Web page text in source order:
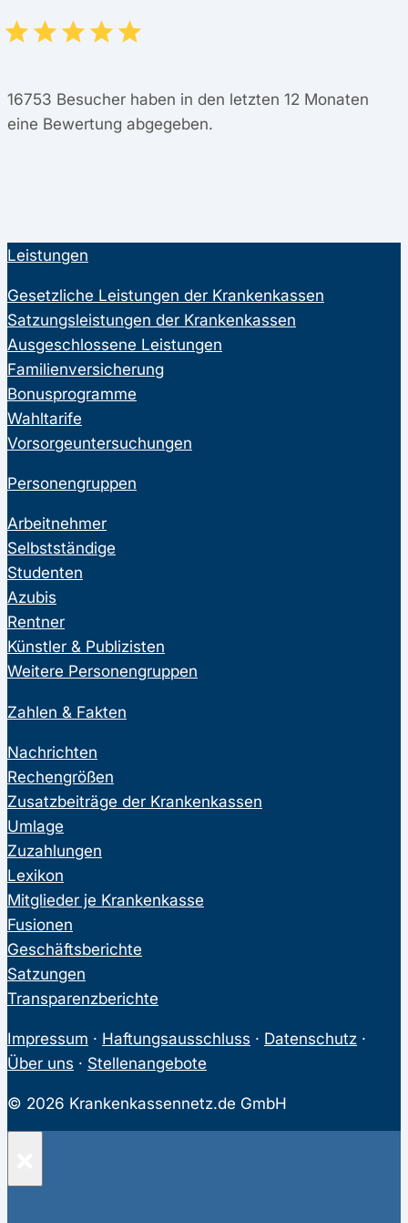
16753 Besucher haben in den letzten 12 Monaten
eine Bewertung abgegeben.
Leistungen
Gesetzliche Leistungen der Krankenkassen
Satzungsleistungen der Krankenkassen
Ausgeschlossene Leistungen
Familienversicherung
Bonusprogramme
Wahltarife
Vorsorgeuntersuchungen
Personengruppen
Arbeitnehmer
Selbstständige
Studenten
Azubis
Rentner
Künstler & Publizisten
Weitere Personengruppen
Zahlen & Fakten
Nachrichten
Rechengrößen
Zusatzbeiträge der Krankenkassen
Umlage
Zuzahlungen
Lexikon
Mitglieder je Krankenkasse
Fusionen
Geschäftsberichte
Satzungen
Transparenzberichte
Impressum · Haftungsausschluss · Datenschutz ·
Über uns · Stellenangebote
© 2026 Krankenkassennetz.de GmbH